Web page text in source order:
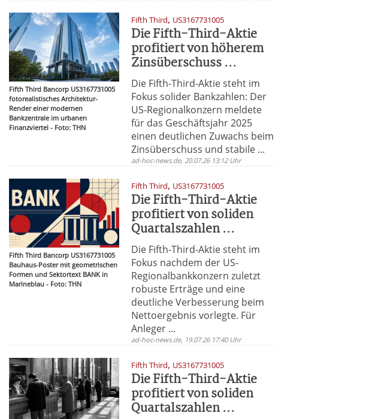
Fifth Third Bancorp US3167731005
fotorealistisches Architektur-
Render einer modernen
Bankzentrale im urbanen
Finanzviertel - Foto: THN
Fifth Third, US3167731005
Die Fifth-Third-Aktie
profitiert von höherem
Zinsüberschuss ...
Die Fifth-Third-Aktie steht im
Fokus solider Bankzahlen: Der
US-Regionalkonzern meldete
für das Geschäftsjahr 2025
einen deutlichen Zuwachs beim
Zinsüberschuss und stabile ...
ad-hoc-news.de, 20.07.26 13:12 Uhr
Fifth Third Bancorp US3167731005
Bauhaus-Poster mit geometrischen
Formen und Sektortext BANK in
Marineblau - Foto: THN
Fifth Third, US3167731005
Die Fifth-Third-Aktie
profitiert von soliden
Quartalszahlen ...
Die Fifth-Third-Aktie steht im
Fokus nachdem der US-
Regionalbankkonzern zuletzt
robuste Erträge und eine
deutliche Verbesserung beim
Nettoergebnis vorlegte. Für
Anleger ...
ad-hoc-news.de, 19.07.26 17:40 Uhr
Fifth Third, US3167731005
Die Fifth-Third-Aktie
profitiert von soliden
Quartalszahlen ...